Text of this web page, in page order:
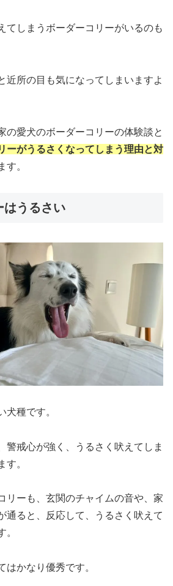
てしまうボーダーコリーがいるのも
近所の目も気になってしまいますよ
の愛犬のボーダーコリーの体験談と
ーがうるさくなってしまう理由と対
す。
はうるさい
犬種です。
警戒心が強く、うるさく吠えてしま
す。
リーも、玄関のチャイムの音や、家
通ると、反応して、うるさく吠えて
。
はかなり優秀です。